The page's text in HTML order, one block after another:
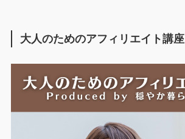
大人のためのアフィリエイト講座